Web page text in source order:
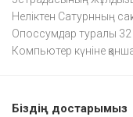
Неліктен Сатурнның
Опоссумдар туралы 32
Компьютер күніне
Біздің достарымыз